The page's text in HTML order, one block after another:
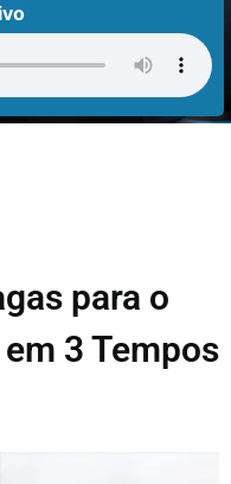
para o
3 Tempos